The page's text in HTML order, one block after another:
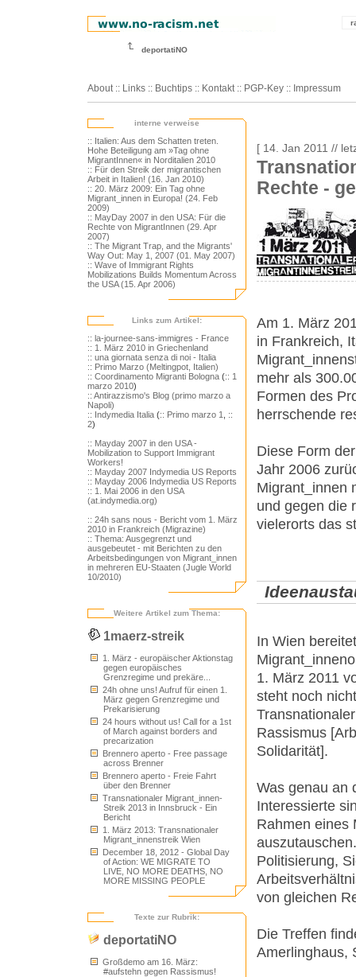
deportatiNO
About :: Links :: Buchtips :: Kontakt :: PGP-Key :: Impressum
interne verweise
:: Italien: Aus dem Schatten treten.
Hohe Beteiligung am »Tag ohne
MigrantInnen« in Norditalien 2010
:: Für den Streik der migrantischen
Arbeit in Italien! (16. Jan 2010)
:: 20. März 2009: Ein Tag ohne
Migrant_innen in Europa! (24. Feb
2009)
:: MayDay 2007 in den USA: Für die
Rechte von MigrantInnen (29. Apr
2007)
:: The Migrant Trap, and the Migrants'
Way Out: May 1, 2007 (01. May 2007)
:: Wave of Immigrant Rights
Mobilizations Builds Momentum Across
the USA (15. Apr 2006)
Links zum Artikel:
:: la-journee-sans-immigres - France
:: 1. März 2010 in Griechenland
:: una giornata senza di noi - Italia
:: Primo Marzo (Meltingpot, Italien)
:: Coordinamento Migranti Bologna (:: 1
marzo 2010)
:: Antirazzismo's Blog (primo marzo a
Napoli)
:: Indymedia Italia (:: Primo marzo 1
::
2)
:: Mayday 2007 in den USA -
Mobilization to Support Immigrant
Workers!
:: Mayday 2007 Indymedia US Reports
:: Mayday 2006 Indymedia US Reports
:: 1. Mai 2006 in den USA
(at.indymedia.org)
:: 24h sans nous - Bericht vom 1. März
2010 in Frankreich (Migrazine)
:: Thema: Ausgegrenzt und
ausgebeutet - mit Berichten zu den
Arbeitsbedingungen von Migrant_innen
in mehreren EU-Staaten (Jugle World
10/2010)
Weitere Artikel zum Thema:
1maerz-streik
1. März - europäischer Aktionstag
gegen europäisches
Grenzregime und prekäre...
24h ohne uns! Aufruf für einen 1.
März gegen Grenzregime und
Prekarisierung
24 hours without us! Call for a 1st
of March against borders and
precarization
Brennero aperto - Free passage
across Brenner
Brennero aperto - Freie Fahrt
über den Brenner
Transnationaler Migrant_innen-
Streik 2013 in Innsbruck - Ein
Bericht
1. März 2013: Transnationaler
Migrant_innenstreik Wien
December 18, 2012 - Global Day
of Action: WE MIGRATE TO
LIVE, NO MORE DEATHS, NO
MORE MISSING PEOPLE
Texte zur Rubrik:
deportatiNO
Großdemo am 16. März:
#aufstehn gegen Rassismus!
[ 14. Jan 2011 //
Rechte -
Am 1. März
in Frankreich,
mehr als
Formen des
herrschende
Diese Form
Jahr 2006
Migrant_innen
und gegen die
vielerorts das
In Wien
1. März 2011
steht noch
Rassismus
Solidarität].
Was genau an
Interessierte
Rahmen eines
Politisierung,
von gleichen
Die Treffen
Amerlinghaus,